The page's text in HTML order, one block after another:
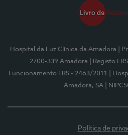
Hospital da Luz Clínica da Amadora
|
2700-339 Amadora
| Registo
Funcionamento ERS - 2463/2011
|
Amadora, SA
|
Política de